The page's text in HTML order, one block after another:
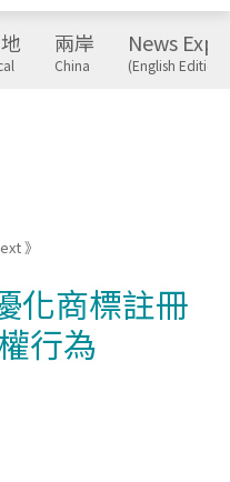
兩岸
China
News
(English Edition)
》
化商標註冊
行為